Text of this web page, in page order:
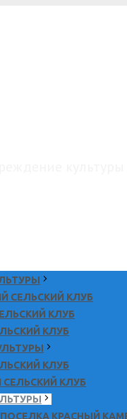
СЕЛЬСКИЙ КЛУБ
КЛУБ
КЛУБ
КЛУБ
КЛУБ
ПОСЕЛКА КРАСНЫЙ